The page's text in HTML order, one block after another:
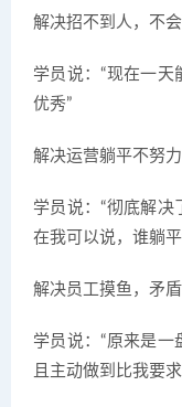
解决招不到人，不
学员说：“现在一
优秀”
解决运营躺平不努
学员说：“彻底解
在我可以说，谁躺
解决员工摸鱼，矛
学员说：“原来是
且主动做到比我要